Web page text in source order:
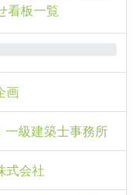
看板一覧
画
一級建築士事務所
式会社